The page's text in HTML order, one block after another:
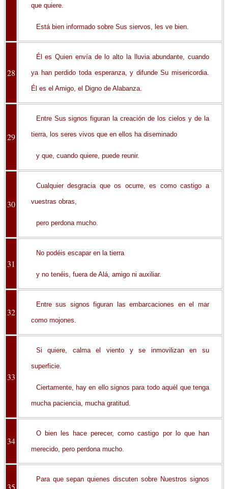
que quiere.
Está bien informado sobre Sus siervos, les ve bien.
28
Él es Quien envía de lo alto la lluvia abundante, cuando
ya han perdido toda esperanza, y difunde Su misericordia.
Él es el Amigo, el Digno de Alabanza.
29
Entre Sus signos figuran la creación de los cielos y de la
tierra, los seres vivos que en ellos ha diseminado
y que, cuando quiere, puede reunir.
30
Cualquier desgracia que os ocurre, es como castigo a
vuestras obras,
pero perdona mucho.
31
No podéis escapar en la tierra
y no tenéis, fuera de Alá, amigo ni auxiliar.
32
Entre sus signos figuran las embarcaciones en el mar
como mojones.
33
Si quiere, calma el viento y se inmovilizan en su
superficie.
Ciertamente, hay en ello signos para todo aquél que tenga
mucha paciencia, mucha gratitud.
34
O bien les hace perecer, como castigo por lo que han
merecido, pero perdona mucho.
35
Para que sepan quienes discuten sobre Nuestros signos